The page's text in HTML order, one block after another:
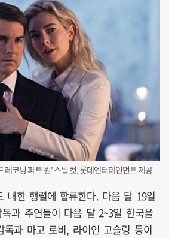
레코닝 파트 원’ 스틸 컷. 롯데엔터테인먼트 제공
내한 행렬에 합류한다. 다음 달 19일
과 주연들이 다음 달 2~3일 한국을
독과 마고 로비, 라이언 고슬링 등이